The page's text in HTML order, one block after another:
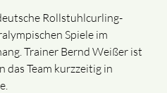
Rollstuhlcurling-
Spiele im
Trainer Bernd Weißer ist
das Team kurzzeitig in